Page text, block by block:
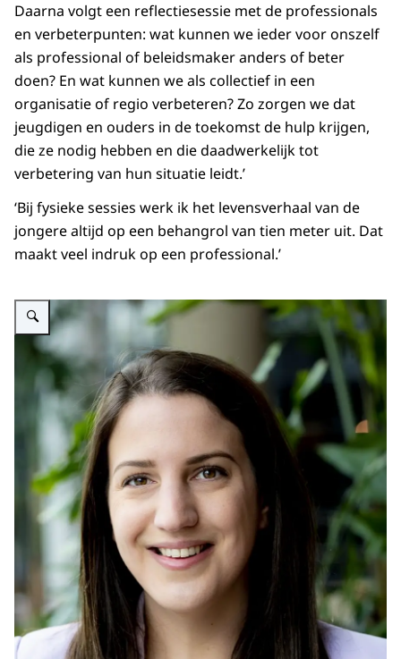
Daarna volgt een reflectiesessie met de professionals
en verbeterpunten: wat kunnen we ieder voor onszelf
als professional of beleidsmaker anders of beter
doen? En wat kunnen we als collectief in een
organisatie of regio verbeteren? Zo zorgen we dat
jeugdigen en ouders in de toekomst de hulp krijgen,
die ze nodig hebben en die daadwerkelijk tot
verbetering van hun situatie leidt.’
‘Bij fysieke sessies werk ik het levensverhaal van de
jongere altijd op een behangrol van tien meter uit. Dat
maakt veel indruk op een professional.’
Vergroot afbeelding Chanel Bansema.